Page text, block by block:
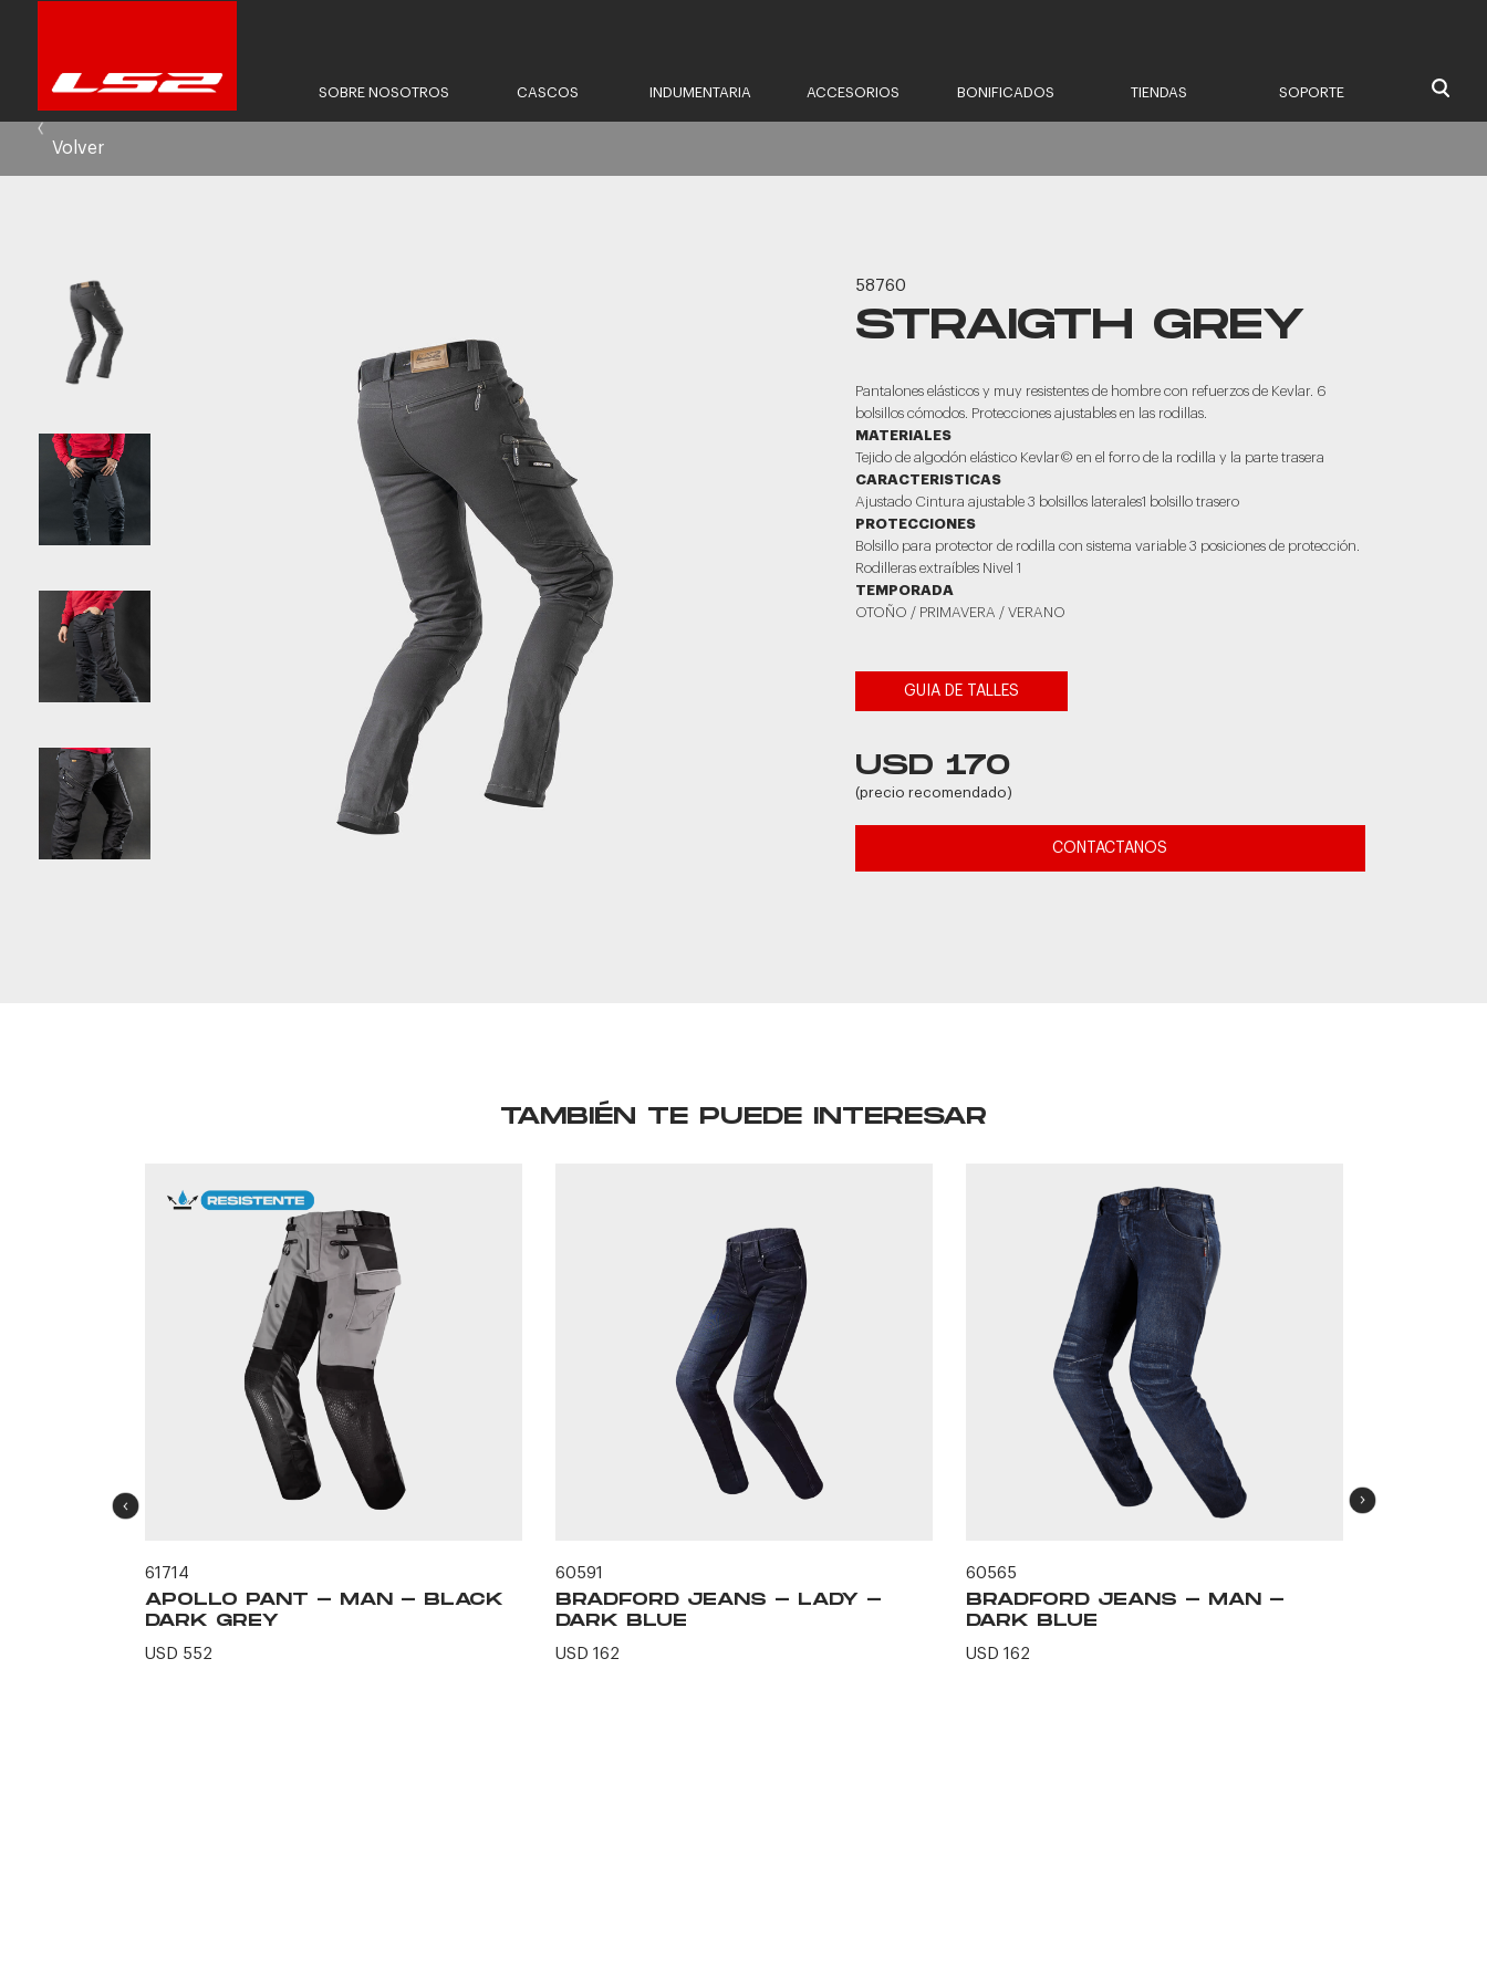
SOBRE NOSOTROS CASCOS INDUMENTARIA ACCESORIOS BONIFICADOS TIENDAS SOPORTE
Volver
58760
STRAIGTH GREY
Pantalones elásticos y muy resistentes de hombre con refuerzos de Kevlar. 6
bolsillos cómodos. Protecciones ajustables en las rodillas.
MATERIALES
Tejido de algodón elástico Kevlar© en el forro de la rodilla y la parte trasera
CARACTERISTICAS
Ajustado Cintura ajustable 3 bolsillos laterales1 bolsillo trasero
PROTECCIONES
Bolsillo para protector de rodilla con sistema variable 3 posiciones de protección.
Rodilleras extraíbles Nivel 1
TEMPORADA
OTOÑO / PRIMAVERA / VERANO
GUIA DE TALLES
USD 170
(precio recomendado)
CONTACTANOS
TAMBIÉN TE PUEDE INTERESAR
61714
APOLLO PANT - MAN - BLACK
DARK GREY
USD 552
60591
BRADFORD JEANS - LADY -
DARK BLUE
USD 162
60565
BRADFORD JEANS - MAN -
DARK BLUE
USD 162